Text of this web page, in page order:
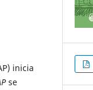
inicia
se